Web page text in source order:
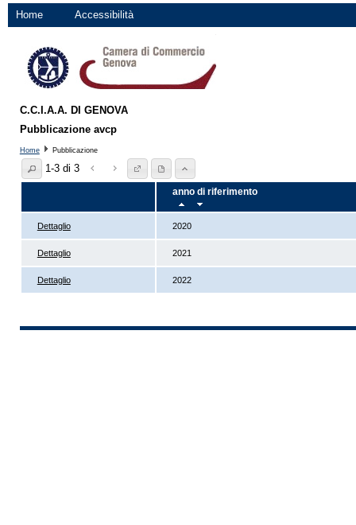
Home Accessibilità
C.C.I.A.A. DI GENOVA
Pubblicazione avcp
Home Pubblicazione
1-3 di 3
anno di riferimento
Dettaglio 2020
Dettaglio 2021
Dettaglio 2022